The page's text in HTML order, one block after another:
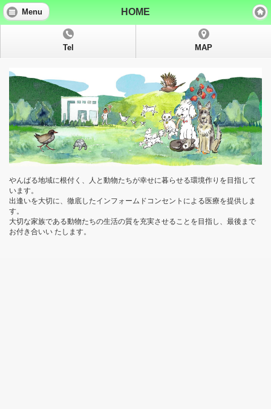
Menu HOME
Tel MAP
やんばる地域に根付く、人と動物たちが幸せに暮らせる環境作りを目指して
います。
出逢いを大切に、徹底したインフォームドコンセントによる医療を提供しま
す。
大切な家族である動物たちの生活の質を充実させることを目指し、最後まで
お付き合いい たします。